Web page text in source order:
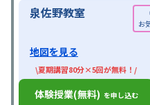
泉佐野教室
地図を見る
\夏期講習80分×5回が無料！/
体験授業(無料) を申し込む